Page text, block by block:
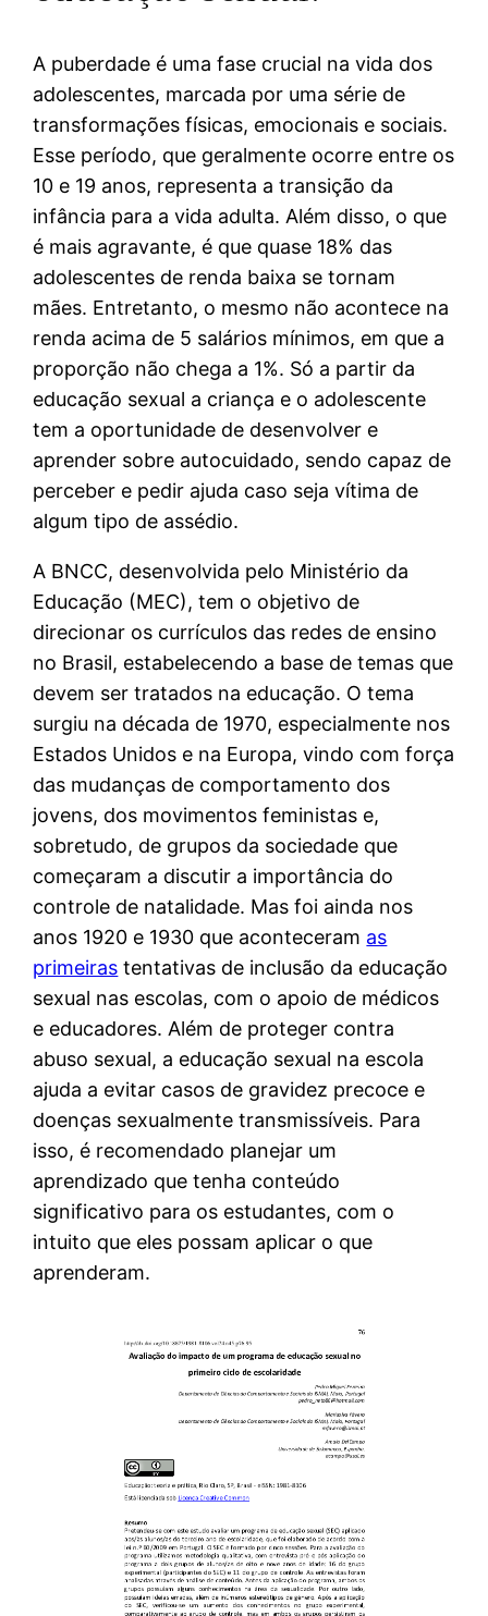
A puberdade é uma fase crucial na vida dos
adolescentes, marcada por uma série de
transformações físicas, emocionais e sociais.
Esse período, que geralmente ocorre entre os
10 e 19 anos, representa a transição da
infância para a vida adulta. Além disso, o que
é mais agravante, é que quase 18% das
adolescentes de renda baixa se tornam
mães. Entretanto, o mesmo não acontece na
renda acima de 5 salários mínimos, em que a
proporção não chega a 1%. Só a partir da
educação sexual a criança e o adolescente
tem a oportunidade de desenvolver e
aprender sobre autocuidado, sendo capaz de
perceber e pedir ajuda caso seja vítima de
algum tipo de assédio.
A BNCC, desenvolvida pelo Ministério da
Educação (MEC), tem o objetivo de
direcionar os currículos das redes de ensino
no Brasil, estabelecendo a base de temas que
devem ser tratados na educação. O tema
surgiu na década de 1970, especialmente nos
Estados Unidos e na Europa, vindo com força
das mudanças de comportamento dos
jovens, dos movimentos feministas e,
sobretudo, de grupos da sociedade que
começaram a discutir a importância do
controle de natalidade. Mas foi ainda nos
anos 1920 e 1930 que aconteceram as
primeiras tentativas de inclusão da educação
sexual nas escolas, com o apoio de médicos
e educadores. Além de proteger contra
abuso sexual, a educação sexual na escola
ajuda a evitar casos de gravidez precoce e
doenças sexualmente transmissíveis. Para
isso, é recomendado planejar um
aprendizado que tenha conteúdo
significativo para os estudantes, com o
intuito que eles possam aplicar o que
aprenderam.